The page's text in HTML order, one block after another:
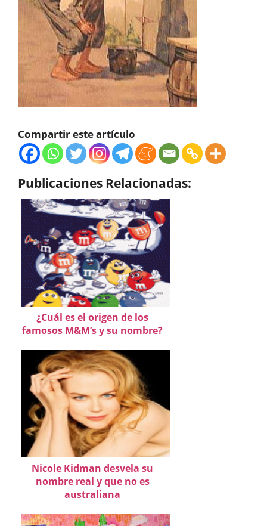
Compartir este artículo
Publicaciones Relacionadas:
¿Cuál es el origen de los
famosos M&M’s y su nombre?
Nicole Kidman desvela su
nombre real y que no es
australiana